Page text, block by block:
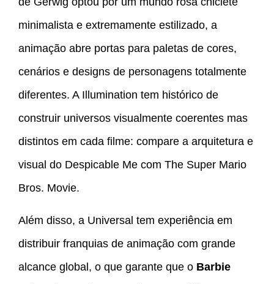
minimalista e extremamente estilizado, a
animação abre portas para paletas de cores,
cenários e designs de personagens totalmente
diferentes. A Illumination tem histórico de
construir universos visualmente coerentes mas
distintos em cada filme: compare a arquitetura e
visual do Despicable Me com The Super Mario
Bros. Movie.
Além disso, a Universal tem experiência em
distribuir franquias de animação com grande
alcance global, o que garante que o Barbie